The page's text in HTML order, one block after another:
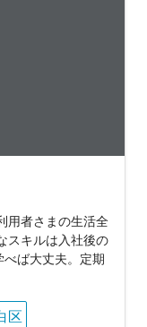
⽤者さまの⽣活全
スキルは⼊社後の
ば⼤丈夫。定期
区